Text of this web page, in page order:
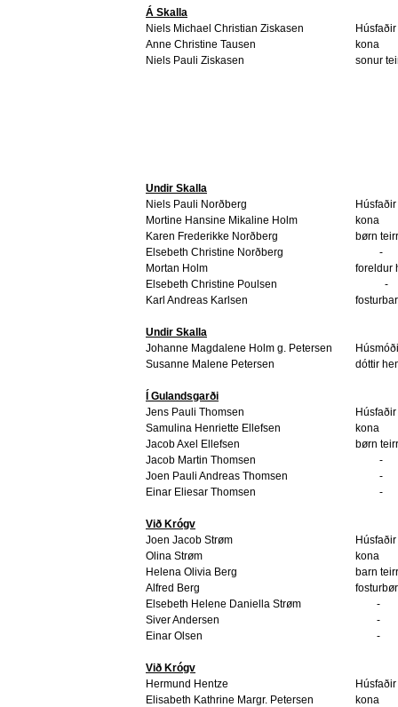
Á Skalla
Niels Michael Christian Ziskasen
Húsfaðir
Anne Christine Tausen
kona
Niels Pauli Ziskasen
sonur
Undir Skalla
Niels Pauli Norðberg
Húsfaðir
Mortine Hansine Mikaline Holm
kona
Karen Frederikke Norðberg
børn
Elsebeth Christine Norðberg
-
Mortan Holm
foreldur
Elsebeth Christine Poulsen
-
Karl Andreas Karlsen
Undir Skalla
Johanne Magdalene Holm g. Petersen
Susanne Malene Petersen
dóttir
Í Gulandsgarði
Jens Pauli Thomsen
Húsfaðir
Samulina Henriette Ellefsen
kona
Jacob Axel Ellefsen
børn
Jacob Martin Thomsen
-
Joen Pauli Andreas Thomsen
-
Einar Eliesar Thomsen
-
Við Krógv
Joen Jacob Strøm
Húsfaðir
Olina Strøm
kona
Helena Olivia Berg
barn
Alfred Berg
Elsebeth Helene Daniella Strøm
-
Siver Andersen
-
Einar Olsen
-
Við Krógv
Hermund Hentze
Húsfaðir
Elisabeth Kathrine Margr. Petersen
kona